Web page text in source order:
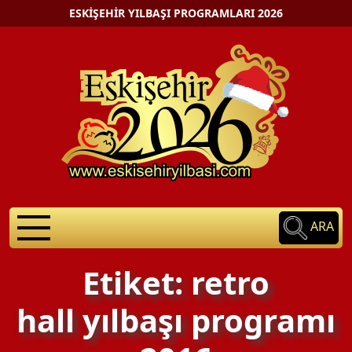
ESKIŞEHIR YILBAŞI PROGRAMLARI 2026
ARA
Etiket: retro
hall yılbaşı programı